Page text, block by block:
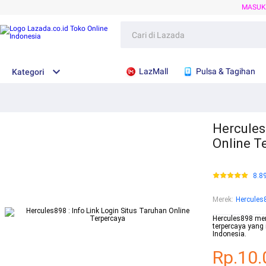
Kategori LazMall Pulsa & Tagihan
Online
Merek:
Hercules898
terpercaya
Indonesia.